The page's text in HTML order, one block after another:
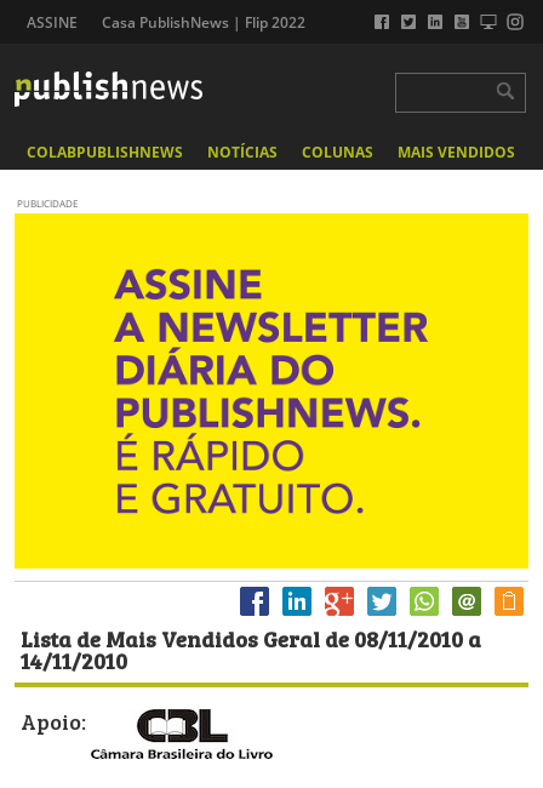
ASSINE Casa PublishNews | Flip 2022
COLABPUBLISHNEWS NOTÍCIAS COLUNAS MAIS VENDIDOS
PUBLICIDADE
Lista de Mais Vendidos Geral de 08/11/2010 a
14/11/2010
Apoio: